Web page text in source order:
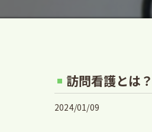
訪問看護とは
2024/01/09